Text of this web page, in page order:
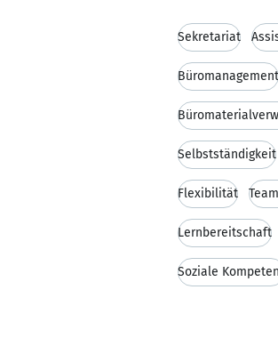
Sekretariat
Büromanagement
Selbstständigkeit
Flexibilität
Lernbereitschaft
Soziale